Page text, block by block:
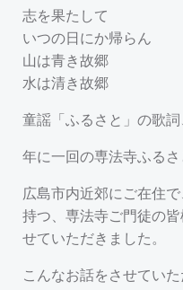
志を果たして
いつの日にか帰らん
山は青き故郷
水は清き故郷
童謡「ふるさと」の歌詞
年に一回の専法寺ふるさ
広島市内近郊にご在住
持つ、専法寺ご門徒の
せていただきました。
こんなお話をさせていた